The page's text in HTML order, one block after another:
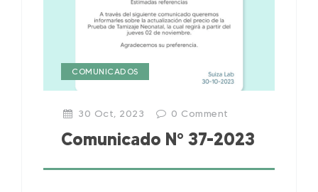
COMUNICADOS
30 Oct, 2023 0 Comment
Comunicado N° 37-2023